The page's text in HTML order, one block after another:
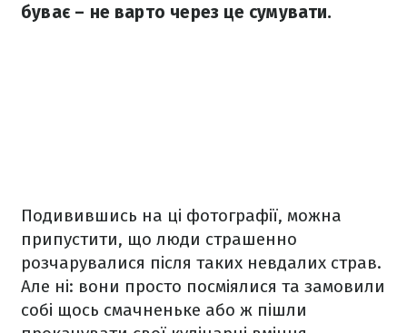
буває – не варто через це сумувати.
Подивившись на ці фотографії, можна
припустити, що люди страшенно
розчарувалися після таких невдалих страв.
Але ні: вони просто посміялися та замовили
собі щось смачненьке або ж пішли